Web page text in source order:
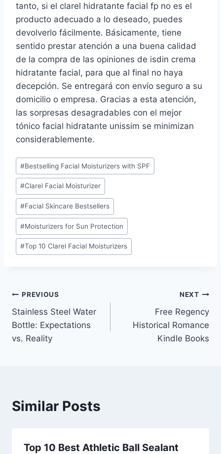
tanto, si el clarel hidratante facial fp no es el
producto adecuado a lo deseado, puedes
devolverlo fácilmente. Básicamente, tiene
sentido prestar atención a una buena calidad
de la compra de las opiniones de isdin crema
hidratante facial, para que al final no haya
decepción. Se entregará con envío seguro a su
domicilio o empresa. Gracias a esta atención,
las sorpresas desagradables con el mejor
tónico facial hidratante unissim se minimizan
considerablemente.
Post
Tags:
#Bestselling Facial Moisturizers with SPF
#Clarel Facial Moisturizer
#Facial Skincare Bestsellers
#Moisturizers for Sun Protection
#Top 10 Clarel Facial Moisturizers
Post
navigation
PREVIOUS
Stainless Steel Water
Bottle: Expectations
vs. Reality
NEXT
Free Regency
Historical Romance
Kindle Books
Similar Posts
Top 10 Best Athletic Ball Sealant